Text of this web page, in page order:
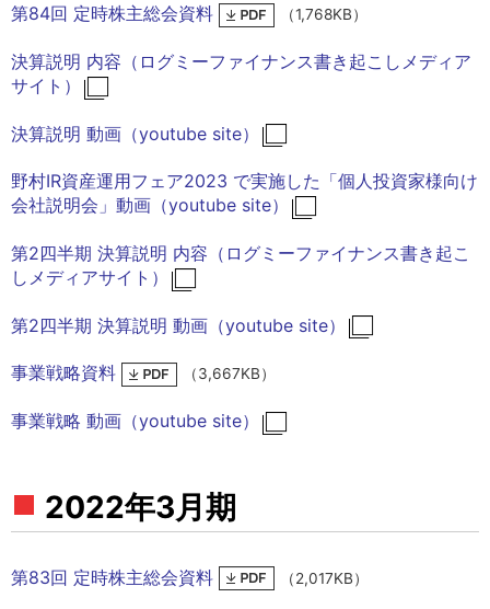
第84回 定時株主総会資料 （1,768KB）
決算説明 内容（ログミーファイナンス書き起こしメディア
サイト）
決算説明 動画（youtube site）
野村IR資産運用フェア2023 で実施した「個人投資家様向け
会社説明会」動画（youtube site）
第2四半期 決算説明 内容（ログミーファイナンス書き起こ
しメディアサイト）
第2四半期 決算説明 動画（youtube site）
事業戦略資料 （3,667KB）
事業戦略 動画（youtube site）
2022年3月期
第83回 定時株主総会資料 （2,017KB）